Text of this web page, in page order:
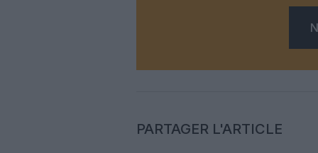
PARTAGER L'ARTICLE